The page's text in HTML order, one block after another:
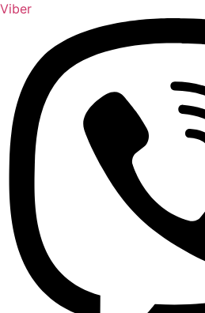
Viber